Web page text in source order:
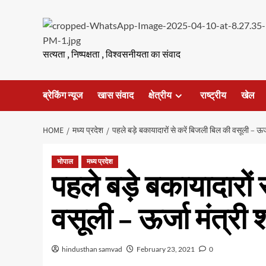
सत्यता , निष्पक्षता , विश्वसनीयता का संवाद
ब्रेकिंग न्यूज खास संवाद क्षेत्रीय राष्ट्रीय खेल
HOME मध्य प्रदेश पहले बड़े बकायादारों से करें बिजली बिल की वसूली –
भोपाल मध्य प्रदेश
पहले बड़े
वसूली – ऊर्जा मंत्री
hindusthan samvad February 23, 2021 0